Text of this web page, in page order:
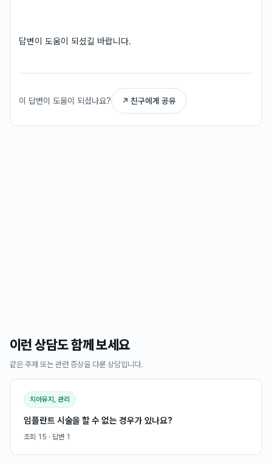
답변이 도움이 되셨길 바랍니다.
이 답변이 도움이 되셨나요? ↗ 친구에게 공유
이런 상담도 함께 보세요
같은 주제 또는 관련 증상을 다룬 상담입니다.
치아유지, 관리
임플란트 시술을 할 수 없는 경우가 있나요?
조회 15 · 답변 1